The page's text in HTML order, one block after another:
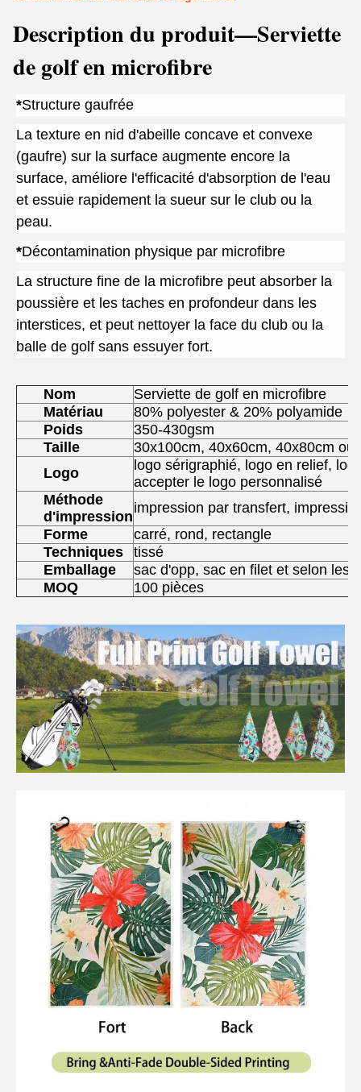
Description du produit—Serviette
de golf en microfibre
*Structure gaufrée
La texture en nid d'abeille concave et convexe
(gaufre) sur la surface augmente encore la
surface, améliore l'efficacité d'absorption de l'eau
et essuie rapidement la sueur sur le club ou la
peau.
*Décontamination physique par microfibre
La structure fine de la microfibre peut absorber la
poussière et les taches en profondeur dans les
interstices, et peut nettoyer la face du club ou la
balle de golf sans essuyer fort.
Nom
Serviette de golf en microfibre
Matériau
80% polyester & 20% polyamide
Poids
350-430gsm
Taille
30x100cm, 40x60cm, 40x80cm ou
Logo
logo sérigraphié, logo en relief,
accepter le logo personnalisé
Méthode
d'impression
impression par transfert,
Forme
carré, rond, rectangle
Techniques
tissé
Emballage
sac d'opp, sac en filet et selon les
MOQ
100 pièces